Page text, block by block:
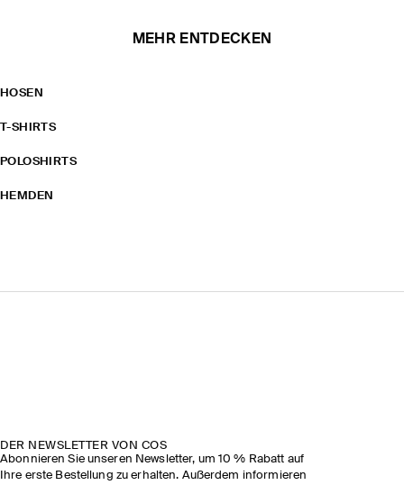
MEHR ENTDECKEN
HOSEN
T-SHIRTS
POLOSHIRTS
HEMDEN
DER NEWSLETTER VON COS
Abonnieren Sie unseren Newsletter, um 10 % Rabatt auf
Ihre erste Bestellung zu erhalten. Außerdem informieren